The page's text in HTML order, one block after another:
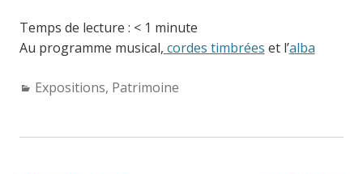
Temps de lecture : < 1 minute
Au programme musical, cordes timbrées et l’alba
Categories:
Expositions, Patrimoine